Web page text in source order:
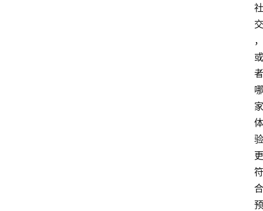
社
交
，
或
者
哪
家
体
验
更
符
合
预